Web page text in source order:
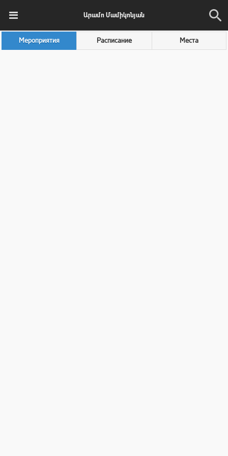
Արամո Մամիկոնյան
Мероприятия Расписание Места